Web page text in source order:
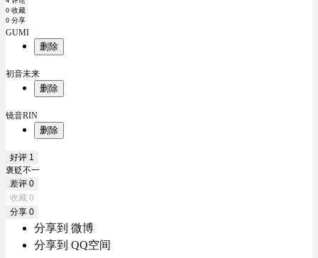
0 收藏
0 分享
GUMI
删除
初音未来
删除
镜音RIN
删除
好评 1
褒贬不一
差评 0
收藏 0
分享 0
分享到 微博
分享到 QQ空间